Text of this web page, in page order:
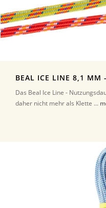
BEAL ICE LINE 8,1 MM
Das Beal Ice Line -
daher nicht mehr als Klette ...